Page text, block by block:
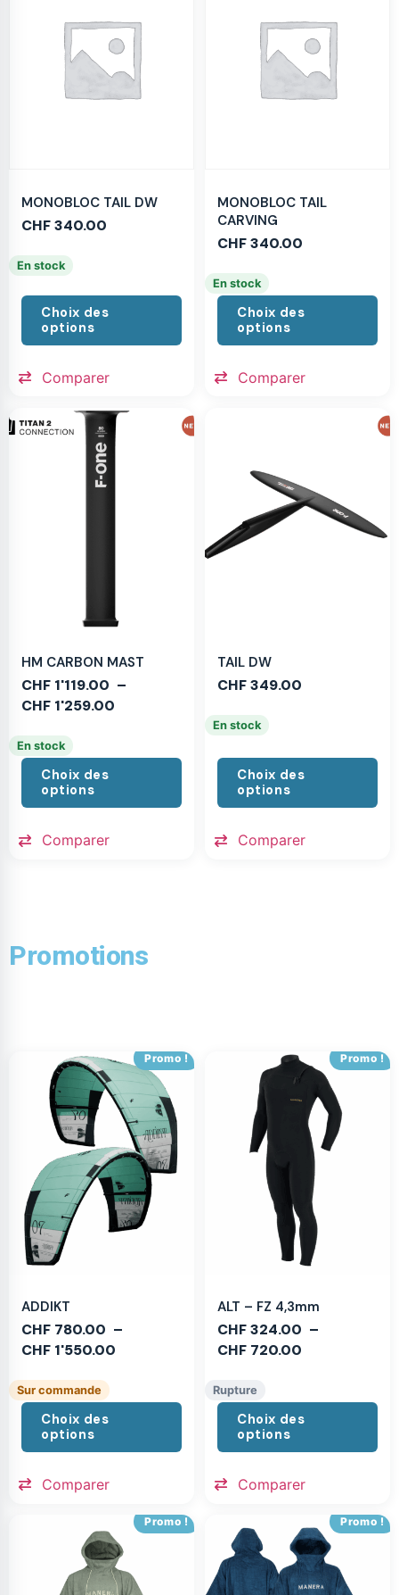
MONOBLOC TAIL DW
CHF340.00
En stock
Choix des
options
Comparer
MONOBLOC TAIL
CARVING
CHF340.00
En stock
Choix des
options
Comparer
HM CARBON MAST
CHF 1'119.00 –
CHF 1'259.00
En stock
Choix des
options
Comparer
TAIL DW
CHF349.00
En stock
Choix des
options
Comparer
Promotions
Promo !
ADDIKT
CHF 780.00 –
CHF 1'550.00
Sur commande
Choix des
options
Comparer
Promo !
ALT – FZ 4,3mm
CHF324.00 –
CHF 720.00
Rupture
Choix des
options
Comparer
Promo ! Promo !